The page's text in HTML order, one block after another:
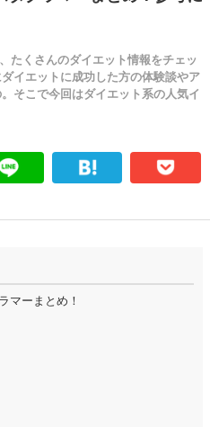
たくさんのダイエット情報をチェッ
イエットに成功した方の体験談やア
そこで今回はダイエット系の人気イ
マーまとめ！